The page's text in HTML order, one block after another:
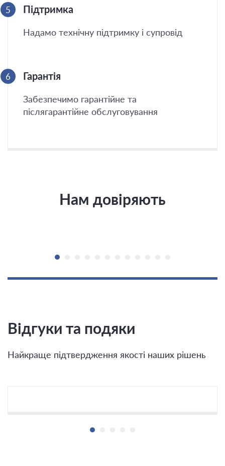
Підтримка
Надамо технічну підтримку і супровід
5
Гарантія
Забезпечимо гарантійне та
післягарантійне обслуговування
6
Нам довіряють
Відгуки та подяки
Найкраще підтвердження якості наших рішень